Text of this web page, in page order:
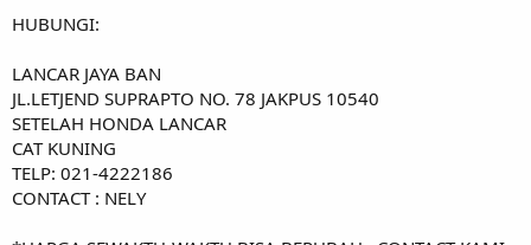
HUBUNGI:
LANCAR JAYA BAN
JL.LETJEND SUPRAPTO NO. 78 JAKPUS 10540
SETELAH HONDA LANCAR
CAT KUNING
TELP: 021-4222186
CONTACT : NELY